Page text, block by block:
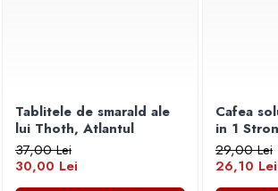
Tablitele de smarald ale
lui Thoth, Atlantul
37,00 Lei
30,00 Lei
Cafea
in 1
15 g
29,00 Lei
26,10 Lei